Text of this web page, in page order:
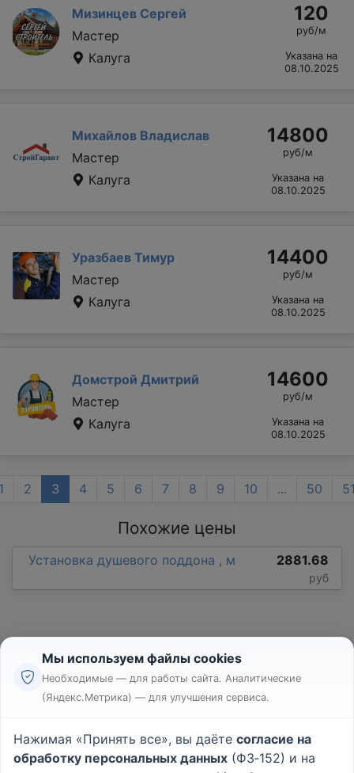
Мизинцев Сергей
Мастер
Калуга
120
руб/м
Указана на
08.10.2025
Михайлов Владислав
Мастер
Калуга
14800
руб/м
Указана на
08.10.2025
Уразбаев Тимур
Мастер
Калуга
14400
руб/м
Указана на
08.10.2025
Домстрой Дмитрий
Мастер
Калуга
14600
руб/м
Указана на
08.10.2025
2 3 4 5 6 7 8 9 10 ... 50
Похожие цены
Установка душевого поддона , м 2881.68
руб
Реклама
Пользовательское соглашение
Политика конфиденциальности
Мы используем файлы cookies
Необходимые — для работы сайта. Аналитические
(Яндекс.Метрика) — для улучшения сервиса.
Нажимая «Принять все», вы даёте согласие на
обработку персональных данных (ФЗ‑152) и на